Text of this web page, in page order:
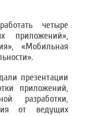
четыре
приложений»,
«Мобильная
презентации
приложений,
разработки,
от ведущих